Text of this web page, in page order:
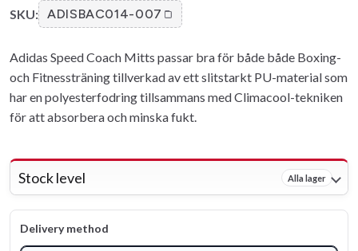
SKU: ADISBAC014-007
Adidas Speed Coach Mitts passar bra för både både Boxing-
och Fitnessträning tillverkad av ett slitstarkt PU-material som
har en polyesterfodring tillsammans med Climacool-tekniken
för att absorbera och minska fukt.
Stock level Alla lager
Delivery method